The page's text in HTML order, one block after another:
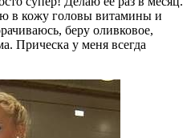
в кожу головы витамины и
беру оливковое,
Прическа у меня всегда